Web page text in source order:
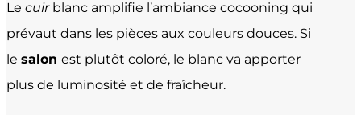
Le cuir blanc amplifie l’ambiance cocooning qui
prévaut dans les pièces aux couleurs douces. Si
le salon est plutôt coloré, le blanc va apporter
plus de luminosité et de fraîcheur.